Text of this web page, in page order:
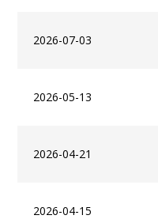
2026-07-03
2026-05-13
2026-04-21
2026-04-15